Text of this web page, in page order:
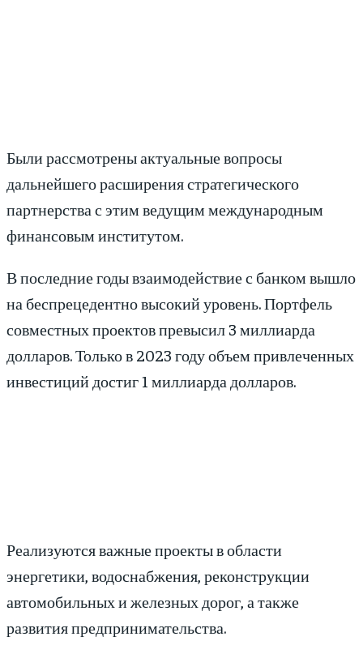
Были рассмотрены актуальные вопросы
дальнейшего расширения стратегического
партнерства с этим ведущим международным
финансовым институтом.
В последние годы взаимодействие с банком вышло
на беспрецедентно высокий уровень. Портфель
совместных проектов превысил 3 миллиарда
долларов. Только в 2023 году объем привлеченных
инвестиций достиг 1 миллиарда долларов.
Реализуются важные проекты в области
энергетики, водоснабжения, реконструкции
автомобильных и железных дорог, а также
развития предпринимательства.